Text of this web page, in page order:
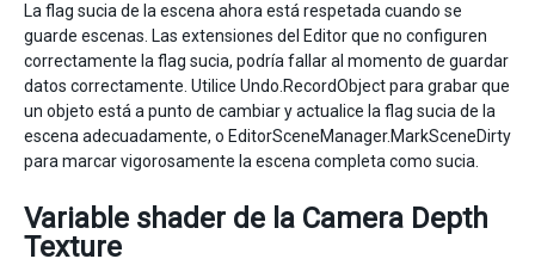
La flag sucia de la escena ahora está respetada cuando se
guarde escenas. Las extensiones del Editor que no configuren
correctamente la flag sucia, podría fallar al momento de guardar
datos correctamente. Utilice Undo.RecordObject para grabar que
un objeto está a punto de cambiar y actualice la flag sucia de la
escena adecuadamente, o EditorSceneManager.MarkSceneDirty
para marcar vigorosamente la escena completa como sucia.
Variable shader de la Camera Depth
Texture